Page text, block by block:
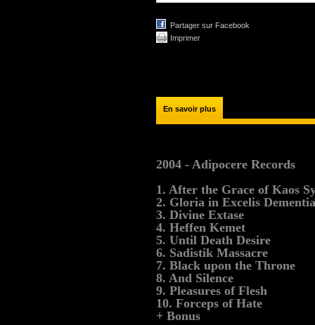
Partager sur Facebook
Imprimer
En savoir plus
2004 - Adipocere Records
1. After the Grace of Kaos
2. Gloria in Excelis Dementia
3. Divine Extase
4. Heffen Kemet
5. Until Death Desire
6. Sadistik Massacre
7. Black upon the Throne
8. And Silence
9. Pleasures of Flesh
10. Forceps of Hate
+ Bonus